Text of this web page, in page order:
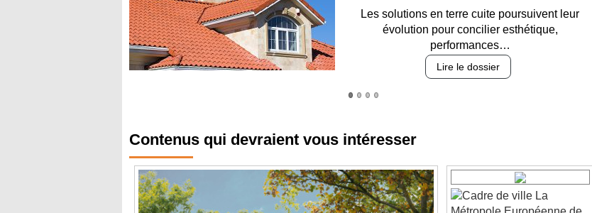
Entre circulation, sécurisation des accès, durabilité
des revêtements et intégration…
Lire le dossier
Métropole Européenne de